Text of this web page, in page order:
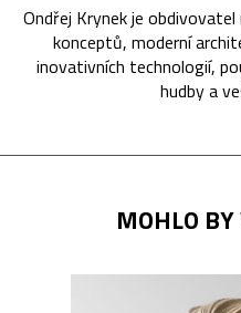
Ondřej Krynek je
konceptů, moderní
inovativních technologií,
hudby a
MOHLO